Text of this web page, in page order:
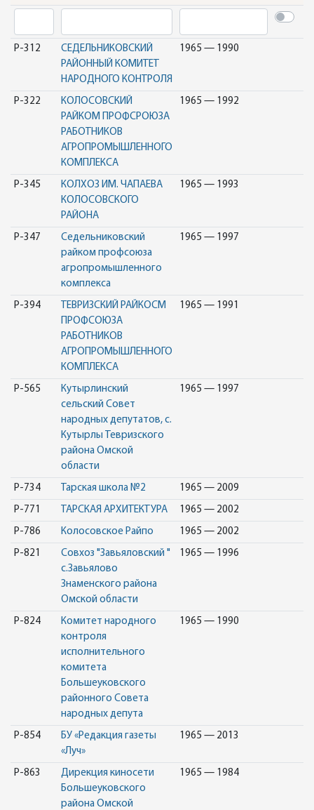
Р-312
СЕДЕЛЬНИКОВСКИЙ
РАЙОННЫЙ КОМИТЕТ
НАРОДНОГО КОНТРОЛЯ
1965 — 1990
Р-322
КОЛОСОВСКИЙ
РАЙКОМ ПРОФСРОЮЗА
РАБОТНИКОВ
АГРОПРОМЫШЛЕННОГО
КОМПЛЕКСА
1965 — 1992
Р-345
КОЛХОЗ ИМ. ЧАПАЕВА
КОЛОСОВСКОГО
РАЙОНА
1965 — 1993
Р-347
Седельниковский
райком профсоюза
агропромышленного
комплекса
1965 — 1997
Р-394
ТЕВРИЗСКИЙ РАЙКОСМ
ПРОФСОЮЗА
РАБОТНИКОВ
АГРОПРОМЫШЛЕННОГО
КОМПЛЕКСА
1965 — 1991
Р-565
Кутырлинский
сельский Совет
народных депутатов, с.
Кутырлы Тевризского
района Омской
области
1965 — 1997
Р-734 Тарская школа №2 1965 — 2009
Р-771 ТАРСКАЯ АРХИТЕКТУРА 1965 — 2002
Р-786 Колосовское Райпо 1965 — 2002
Р-821
Совхоз "Завьяловский "
с.Завьялово
Знаменского района
Омской области
1965 — 1996
Р-824
Комитет народного
контроля
исполнительного
комитета
Большеуковского
районного Совета
народных депута
1965 — 1990
Р-854
БУ «Редакция газеты
«Луч»
1965 — 2013
Р-863
Дирекция киносети
Большеуковского
района Омской
1965 — 1984